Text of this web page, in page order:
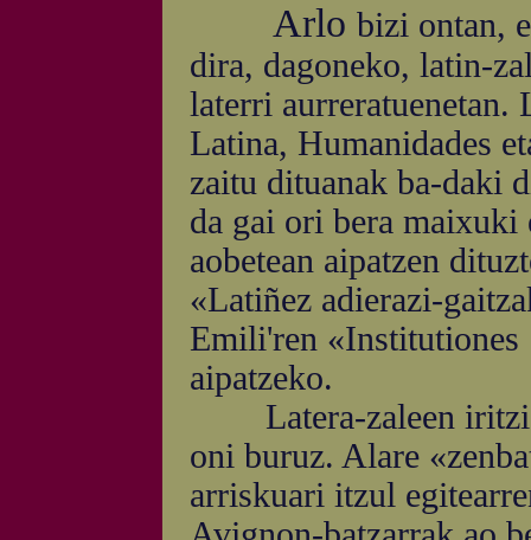
Arlo bizi ontan,
dira, dagoneko, latin-
laterri aurreratuenetan.
Latina, Humanidades
zaitu dituanak ba-daki
da gai ori bera
aobetean aipatzen
«Latiñez adierazi-
Emili'ren
aipatzeko.
Latera-zaleen
oni buruz. Alare
arriskuari itzul